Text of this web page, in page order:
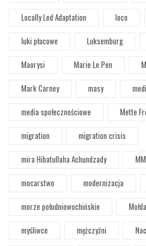
Locally Led Adaptation
loco
luki płacowe
Luksemburg
Maorysi
Marie Le Pen
Mark Carney
masy
media społecznościowe
Mette
migration
migration crisis
mira Hibatullaha Achundzady
mocarstwo
modernizacja
morze południowochińskie
myśliwce
mężczyźni